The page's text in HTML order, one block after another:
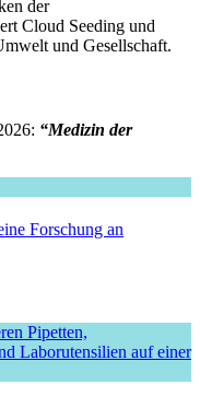
der
Cloud Seeding und
und Gesellschaft.
“Medizin der
Forschung an